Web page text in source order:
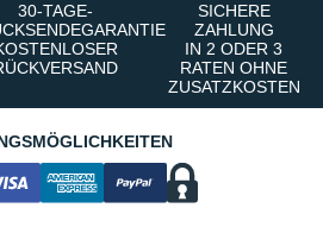
30-TAGE-
SICHERE
ZAHLUNG
IN 2 ODER 3
RATEN OHNE
ZUSATZKOSTEN